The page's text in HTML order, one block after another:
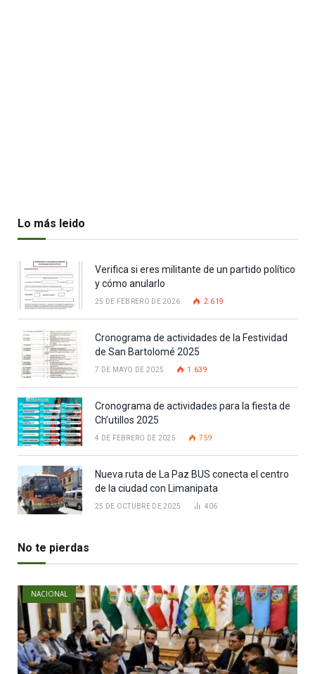
Lo más leido
Verifica si eres militante de un partido político
y cómo anularlo
25 DE FEBRERO DE 2026 2.619
Cronograma de actividades de la Festividad
de San Bartolomé 2025
7 DE MAYO DE 2025 1.639
Cronograma de actividades para la fiesta de
Ch’utillos 2025
4 DE FEBRERO DE 2025 759
Nueva ruta de La Paz BUS conecta el centro
de la ciudad con Limanipata
25 DE OCTUBRE DE 2025 406
No te pierdas
NACIONAL